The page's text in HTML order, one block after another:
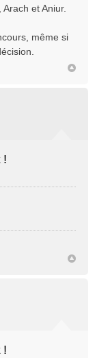
et Aniur.
même si
!
!